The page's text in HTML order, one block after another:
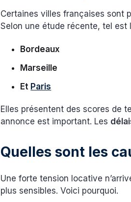
Certaines villes françaises sont
Selon une étude récente, tel est
Bordeaux
Marseille
Et Paris
Elles présentent des scores de
annonce est important. Les
Quelles sont les
Une forte tension locative
plus sensibles. Voici pourquoi.